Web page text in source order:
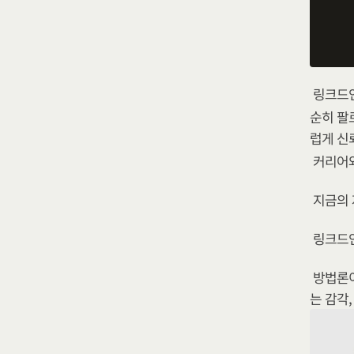
링크드
순히 팔
럽게 신
커리어
지금
링크드
방법론
는 감각